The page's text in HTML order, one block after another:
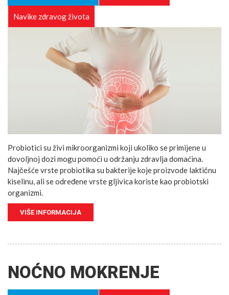
Navike zdravog života
Probiotici su živi mikroorganizmi koji ukoliko se primijene u
dovoljnoj dozi mogu pomoći u održanju zdravlja domaćina.
Najčešće vrste probiotika su bakterije koje proizvode laktičnu
kiselinu, ali se određene vrste gljivica koriste kao probiotski
organizmi.
VIŠE INFORMACIJA
NOĆNO MOKRENJE